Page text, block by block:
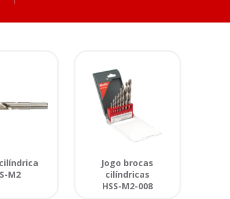
M2
Jogo brocas
cilíndricas
HSS-M2-008